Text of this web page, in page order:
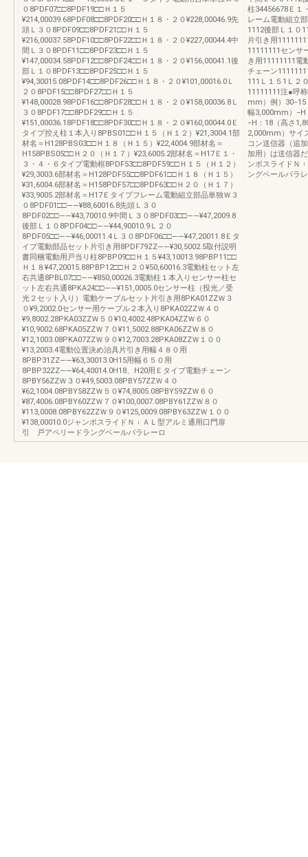
０8PDF07□□8PDF19□□Ｈ１５
¥214,00039.68PDF08□□8PDF20□□Ｈ１８・２０¥228,00046.9先
頭Ｌ３０8PDF09□□8PDF21□□Ｈ１５
¥216,00037.58PDF10□□8PDF22□□Ｈ１８・２０¥227,00044.4中
間Ｌ３０8PDF11□□8PDF23□□Ｈ１５
¥147,00034.58PDF12□□8PDF24□□Ｈ１８・２０¥156,00041.1後
部Ｌ１０8PDF13□□8PDF25□□Ｈ１５
¥94,30015.08PDF14□□8PDF26□□Ｈ１８・２０¥101,00016.0Ｌ
２０8PDF15□□8PDF27□□Ｈ１５
¥148,00028.98PDF16□□8PDF28□□Ｈ１８・２０¥158,00036.8Ｌ
３０8PDF17□□8PDF29□□Ｈ１５
¥151,00036.18PDF18□□8PDF30□□Ｈ１８・２０¥160,00044.0Ｅ
タイプ控え柱１本入り8PBS01□□Ｈ１５（Ｈ１２）¥21,3004.1部
材名＝H128PBS03□□Ｈ１８（Ｈ１５）¥22,4004.9部材名＝
H158PBS05□□Ｈ２０（Ｈ１７）¥23,6005.2部材名＝H17Ｅ１・
３・４・６タイプ電動框8PDF53□□8PDF59□□Ｈ１５（Ｈ１２）
¥29,3003.6部材名＝H128PDF55□□8PDF61□□Ｈ１８（Ｈ１５）
¥31,6004.6部材名＝H158PDF57□□8PDF63□□Ｈ２０（Ｈ１７）
¥33,9005.2部材名＝H17Ｅタイプフレーム電動組立部品単独Ｗ３
０8PDF01□□――¥88,60016.8先頭Ｌ３０
8PDF02□□――¥43,70010.9中間Ｌ３０8PDF03□□――¥47,2009.8
後部Ｌ１０8PDF04□□――¥44,90010.9Ｌ２０
8PDF05□□――¥46,00011.4Ｌ３０8PDF06□□――¥47,20011.8Ｅタ
イプ電動部品セット片引き用8PDF79ZZ――¥30,5002.5取付説明
書同梱電動用戸当り柱8PBP09□□Ｈ１５¥43,10013.98PBP11□□
Ｈ１８¥47,20015.88PBP12□□Ｈ２０¥50,60016.3電動柱セット左
右共通8PBL07□□――¥850,00026.3電動柱１本入りセンサー柱セ
ット左右共通8PKA24□□――¥151,0005.0センサー柱（投光／受
光２セット入り）電動ケーブルセット片引き用8PKA01ZZＷ３
０¥9,2002.0センサー用ケーブル２本入り8PKA02ZZＷ４０
¥9,8002.28PKA03ZZＷ５０¥10,4002.48PKA04ZZＷ６０
¥10,9002.68PKA05ZZＷ７０¥11,5002.88PKA06ZZＷ８０
¥12,1003.08PKA07ZZＷ９０¥12,7003.28PKA08ZZＷ１００
¥13,2003.4電動位置決め治具片引き用幅４８０用
8PBP31ZZ――¥63,30013.0H15用幅６５０用
8PBP32ZZ――¥64,40014.0H18、H20用Ｅタイプ電動チェーン
8PBY56ZZＷ３０¥49,5003.08PBY57ZZＷ４０
¥62,1004.08PBY58ZZＷ５０¥74,8005.08PBY59ZZＷ６０
¥87,4006.08PBY60ZZＷ７０¥100,0007.08PBY61ZZＷ８０
¥113,0008.08PBY62ZZＷ９０¥125,0009.08PBY63ZZＷ１００
¥138,00010.0ジャンボスライドＮ︲ＡＬ型アルミ通用口門扉
引 戸アペリードラングベールパラレーロ
柱34456678Ｅ１
レーム電動組立
1112後部Ｌ１０
片引き用
11111111センサ
き用11111111電
チェーン
111Ｌ１５1Ｌ２
11111111注●呼
mm）例）30−15
幅3,000mm）
−H：18（高さ
2,000mm）サイ
コン送信器（追
加用）は送信器
ンボスライドＮ
ングベールパラ